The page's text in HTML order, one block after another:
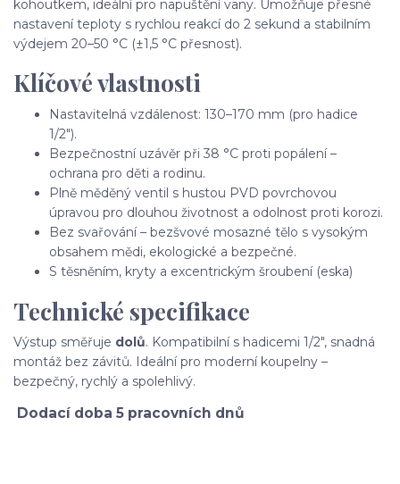
kohoutkem, ideální pro napuštění vany. Umožňuje přesné
nastavení teploty s rychlou reakcí do 2 sekund a stabilním
výdejem 20–50 °C (±1,5 °C přesnost).
Klíčové vlastnosti
Nastavitelná vzdálenost: 130–170 mm (pro hadice
1/2").
Bezpečnostní uzávěr při 38 °C proti popálení –
ochrana pro děti a rodinu.
Plně měděný ventil s hustou PVD povrchovou
úpravou pro dlouhou životnost a odolnost proti korozi.
Bez svařování – bezšvové mosazné tělo s vysokým
obsahem mědi, ekologické a bezpečné.
S těsněním, kryty a excentrickým šroubení (eska)
Technické specifikace
Výstup směřuje dolů. Kompatibilní s hadicemi 1/2", snadná
montáž bez závitů. Ideální pro moderní koupelny –
bezpečný, rychlý a spolehlivý.
Dodací doba 5 pracovních dnů